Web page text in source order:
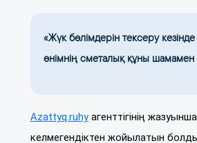
«Жүк бөлімдерін тексеру
өнімнің сметалық құны шамамен
Azattyq.ruhy агенттігінің
келмегендіктен жойылатын